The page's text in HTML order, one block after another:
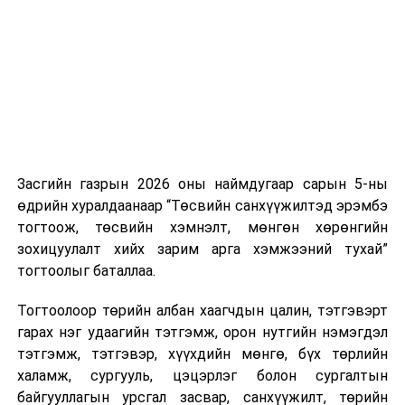
Шинэ хууль Францын зах зээлд үйлчилдэг гадаадын
дуудлагын төвүүдэд нөлөөлөхөөр байна. Тухайлбал,
Мароккогийн дуудлагын төвүүдийн орлогын 80 гаруй
хувь Францын зах зээлээс бүрддэг бөгөөд тус улсын
40–50 мянган ажлын байр эрсдэлд орж болзошгүйг
Засгийн газрын 2026 оны наймдугаар сарын 5-ны
өдрийн хуралдаанаар “Төсвийн санхүүжилтэд эрэмбэ
тогтоож, төсвийн хэмнэлт, мөнгөн хөрөнгийн
зохицуулалт хийх зарим арга хэмжээний тухай”
тогтоолыг баталлаа.
Тогтоолоор төрийн албан хаагчдын цалин, тэтгэвэрт
гарах нэг удаагийн тэтгэмж, орон нутгийн нэмэгдэл
тэтгэмж, тэтгэвэр, хүүхдийн мөнгө, бүх төрлийн
халамж, сургууль, цэцэрлэг болон сургалтын
байгууллагын урсгал засвар, санхүүжилт, төрийн